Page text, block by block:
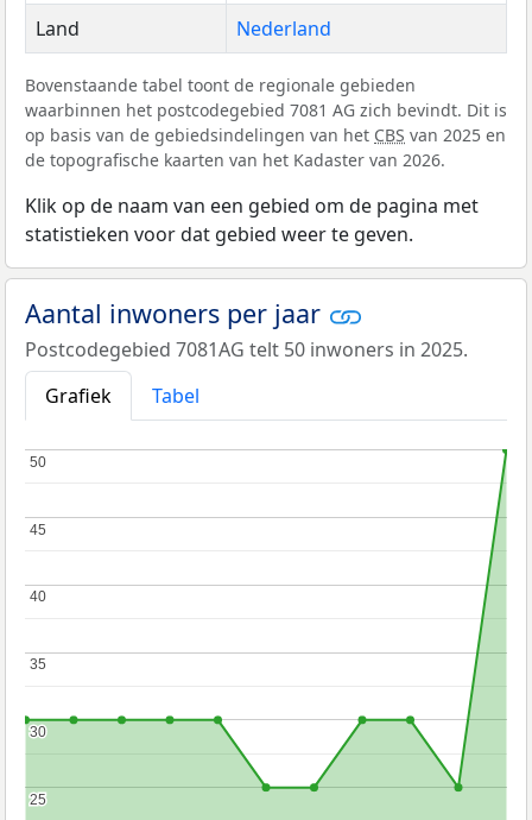
Land
Nederland
Bovenstaande tabel toont de regionale gebieden
waarbinnen het postcodegebied 7081 AG zich bevindt. Dit is
op basis van de gebiedsindelingen van het CBS van 2025 en
de topografische kaarten van het Kadaster van 2026.
Klik op de naam van een gebied om de pagina met
statistieken voor dat gebied weer te geven.
Aantal inwoners per jaar
Postcodegebied 7081AG telt 50 inwoners in 2025.
Grafiek
Tabel
25
25
30
30
35
35
40
40
45
45
50
50